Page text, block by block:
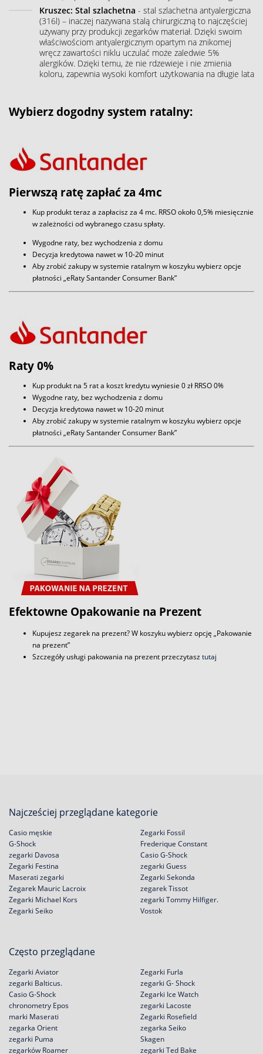
Kruszec: Stal szlachetna - stal szlachetna antyalergiczna
(316l) – inaczej nazywana stalą chirurgiczną to najczęściej
używany przy produkcji zegarków materiał. Dzięki swoim
właściwościom antyalergicznym opartym na znikomej
wręcz zawartości niklu uczulać może zaledwie 5%
alergików. Dzięki temu, że nie rdzewieje i nie zmienia
koloru, zapewnia wysoki komfort użytkowania na długie lata
Wybierz dogodny system ratalny:
Pierwszą ratę zapłać za 4mc
Kup produkt teraz a zapłacisz za 4 mc. RRSO około 0,5% miesięcznie
w zależności od wybranego czasu spłaty.
Wygodne raty, bez wychodzenia z domu
Decyzja kredytowa nawet w 10-20 minut
Aby zrobić zakupy w systemie ratalnym w koszyku wybierz opcje
płatności „eRaty Santander Consumer Bank”
Raty 0%
Kup produkt na 5 rat a koszt kredytu wyniesie 0 zł RRSO 0%
Wygodne raty, bez wychodzenia z domu
Decyzja kredytowa nawet w 10-20 minut
Aby zrobić zakupy w systemie ratalnym w koszyku wybierz opcje
płatności „eRaty Santander Consumer Bank”
Efektowne Opakowanie na Prezent
Kupujesz zegarek na prezent? W koszyku wybierz opcję „Pakowanie
na prezent”
Szczegóły usługi pakowania na prezent przeczytasztutaj
Najcześciej przeglądane kategorie
Casio męskie
G-Shock
zegarki Davosa
Zegarki Festina
Zegarki Fossil
Frederique Constant
Casio G-Shock
zegarki Guess
Maserati zegarki
Zegarek Mauric Lacroix
Zegarki Michael Kors
Zegarki Seiko
Zegarki Sekonda
zegarek Tissot
zegarki Tommy Hilfiger.
Vostok
Często przeglądane
Zegarki Aviator
zegarki Balticus.
Casio G-Shock
chronometry Epos
Zegarki Furla
zegarki G- Shock
Zegarki Ice Watch
zegarki Lacoste
marki Maserati
zegarka Orient
zegarki Puma
zegarków Roamer
Zegarki Rosefield
zegarka Seiko
Skagen
zegarki Ted Bake